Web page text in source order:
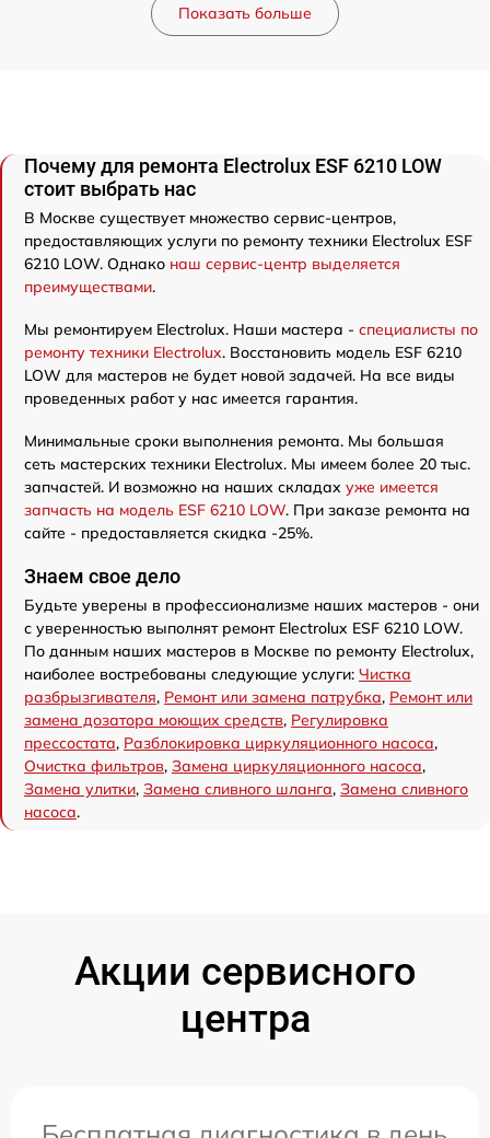
Показать больше
Почему для ремонта Electrolux ESF 6210 LOW
стоит выбрать нас
В Москве существует множество сервис-центров,
предоставляющих услуги по ремонту техники Electrolux ESF
6210 LOW. Однако наш сервис-центр выделяется
преимуществами.
Мы ремонтируем Electrolux. Наши мастера - специалисты по
ремонту техники Electrolux. Восстановить модель ESF 6210
LOW для мастеров не будет новой задачей. На все виды
проведенных работ у нас имеется гарантия.
Минимальные сроки выполнения ремонта. Мы большая
сеть мастерских техники Electrolux. Мы имеем более 20 тыс.
запчастей. И возможно на наших складах уже имеется
запчасть на модель ESF 6210 LOW. При заказе ремонта на
сайте - предоставляется скидка -25%.
Знаем свое дело
Будьте уверены в профессионализме наших мастеров - они
с уверенностью выполнят ремонт Electrolux ESF 6210 LOW.
По данным наших мастеров в Москве по ремонту Electrolux,
наиболее востребованы следующие услуги: Чистка
разбрызгивателя, Ремонт или замена патрубка, Ремонт или
замена дозатора моющих средств, Регулировка
прессостата, Разблокировка циркуляционного насоса,
Очистка фильтров, Замена циркуляционного насоса,
Замена улитки, Замена сливного шланга, Замена сливного
насоса.
Акции сервисного
центра